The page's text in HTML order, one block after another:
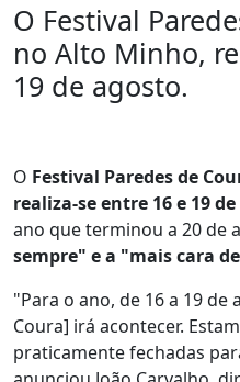
O Festival
no Alto Minho,
19 de agosto.
O Festival Paredes de
realiza-se entre 16 e 19
ano que terminou a 20 de
sempre" e a "mais cara
"Para o ano, de 16 a 19 de
Coura] irá acontecer.
praticamente fechadas